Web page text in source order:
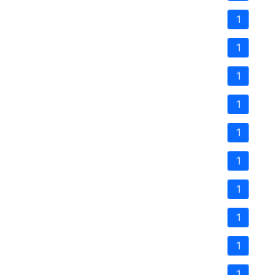
1
1
1
1
1
1
1
1
1